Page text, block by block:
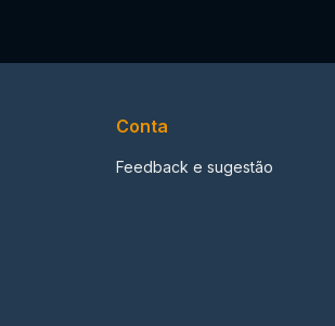
Conta
Feedback e sugestão